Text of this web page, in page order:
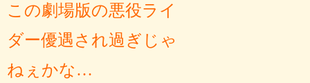
この劇場版の悪役ライ
ダー優遇され過ぎじゃ
ねぇかな…